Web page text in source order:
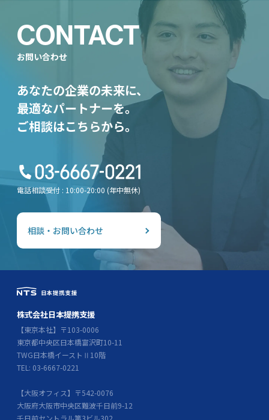
CONTACT
お問い合わせ
あなたの企業の未来に、
最適なパートナーを。
ご相談はこちらから。
電話相談受付 : 10:00-20:00 (年中無休)
相談・お問い合わせ
株式会社日本提携支援
【東京本社】〒103-0006
東京都中央区日本橋富沢町10-11
TWG日本橋イーストⅡ10階
TEL: 03-6667-0221
【大阪オフィス】〒542-0076
大阪府大阪市中央区難波千日前9-12